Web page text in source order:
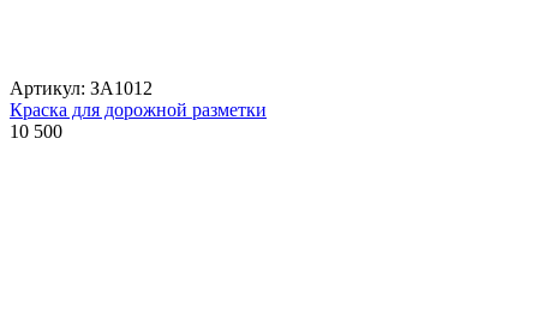
Артикул: ЗА1012
Краска для дорожной разметки
10 500